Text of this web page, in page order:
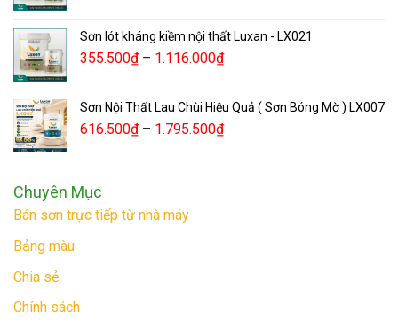
Sơn lót kháng kiềm nội thất Luxan - LX021
355.500₫– 1.116.000₫
Sơn Nội Thất Lau Chùi Hiệu Quả ( Sơn Bóng Mờ ) LX007
616.500₫– 1.795.500₫
Chuyên Mục
Bán sơn trực tiếp từ nhà máy
Bảng màu
Chia sẻ
Chính sách